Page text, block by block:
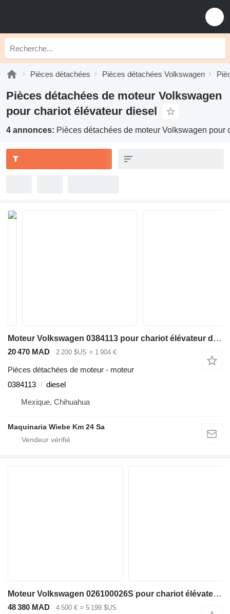
Pièces détachées Pièces détachées Volkswagen
Pièces détachées de moteur Volkswagen
pour chariot élévateur diesel
4 annonces: Pièces détachées de moteur Volkswagen pour
Moteur Volkswagen 0384113 pour chariot élévateur diesel EAGLE TM50
20 470 MAD 2 200 $US ≈ 1 904 €
Pièces détachées de moteur - moteur
0384113
diesel
Mexique, Chihuahua
Maquinaria Wiebe Km 24 Sa
Moteur Volkswagen 026100026S pour chariot élévateur diesel
48 380 MAD 4 500 € ≈ 5 199 $US